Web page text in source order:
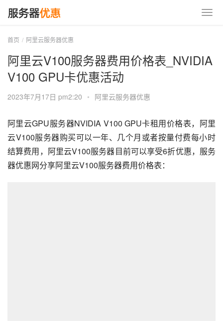
首页 阿里云服务器优惠
阿里云V100服务器费用价格表_NVIDIA
V100 GPU卡优惠活动
2023年7月17日 pm2:20 • 阿里云服务器优惠
阿里云GPU服务器NVIDIA V100 GPU卡租用价格表，阿里
云V100服务器购买可以一年、几个月或者按量付费每小时
结算费用，阿里云V100服务器目前可以享受6折优惠，服务
器优惠网分享阿里云V100服务器费用价格表：